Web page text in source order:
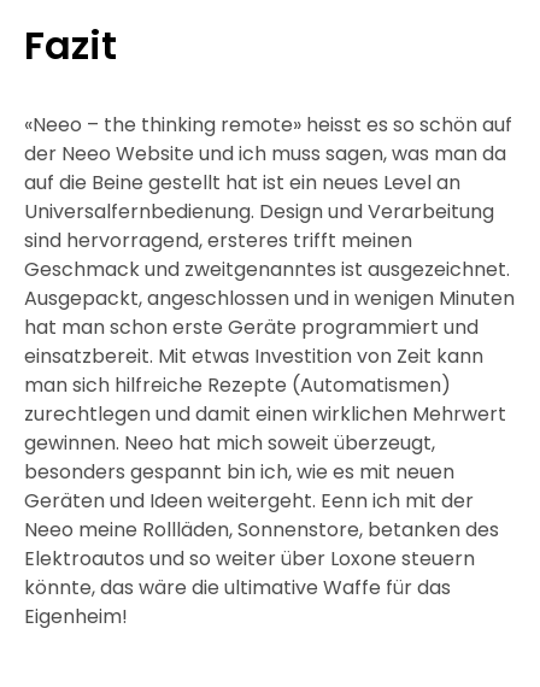
Fazit
«Neeo – the thinking remote» heisst es so schön auf
der Neeo Website und ich muss sagen, was man da
auf die Beine gestellt hat ist ein neues Level an
Universalfernbedienung. Design und Verarbeitung
sind hervorragend, ersteres trifft meinen
Geschmack und zweitgenanntes ist ausgezeichnet.
Ausgepackt, angeschlossen und in wenigen Minuten
hat man schon erste Geräte programmiert und
einsatzbereit. Mit etwas Investition von Zeit kann
man sich hilfreiche Rezepte (Automatismen)
zurechtlegen und damit einen wirklichen Mehrwert
gewinnen. Neeo hat mich soweit überzeugt,
besonders gespannt bin ich, wie es mit neuen
Geräten und Ideen weitergeht. Eenn ich mit der
Neeo meine Rollläden, Sonnenstore, betanken des
Elektroautos und so weiter über Loxone steuern
könnte, das wäre die ultimative Waffe für das
Eigenheim!